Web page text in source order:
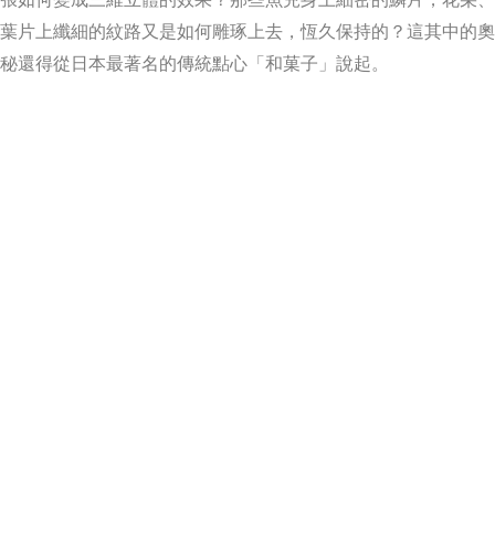
葉片上纖細的紋路又是如何雕琢上去，恆久保持的？這其中的奧
秘還得從日本最著名的傳統點心「和菓子」說起。